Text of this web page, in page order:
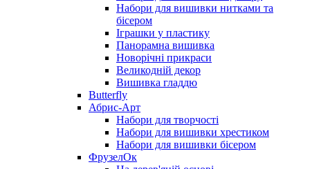
Набори для вишивки нитками та
бісером
Іграшки у пластику
Панорамна вишивка
Новорічні прикраси
Великодній декор
Вишивка гладдю
Butterfly
Абрис-Арт
Набори для творчості
Набори для вишивки хрестиком
Набори для вишивки бісером
ФрузелОк